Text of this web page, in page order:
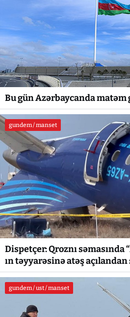
Bu gün Azərbaycanda
gundem / manset
Dispetçer: Qroznı səmasında
ın təyyarəsinə atəş
gundem / ust / manset